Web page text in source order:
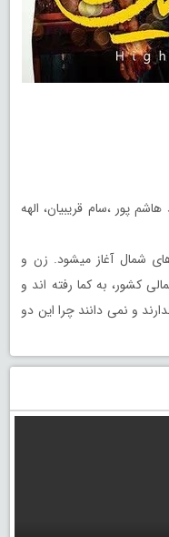
پور ،سام قریبیان، الهه
شمال آغاز میشود. زن و
کشور، به کما رفته اند و
و نمی دانند چرا این دو